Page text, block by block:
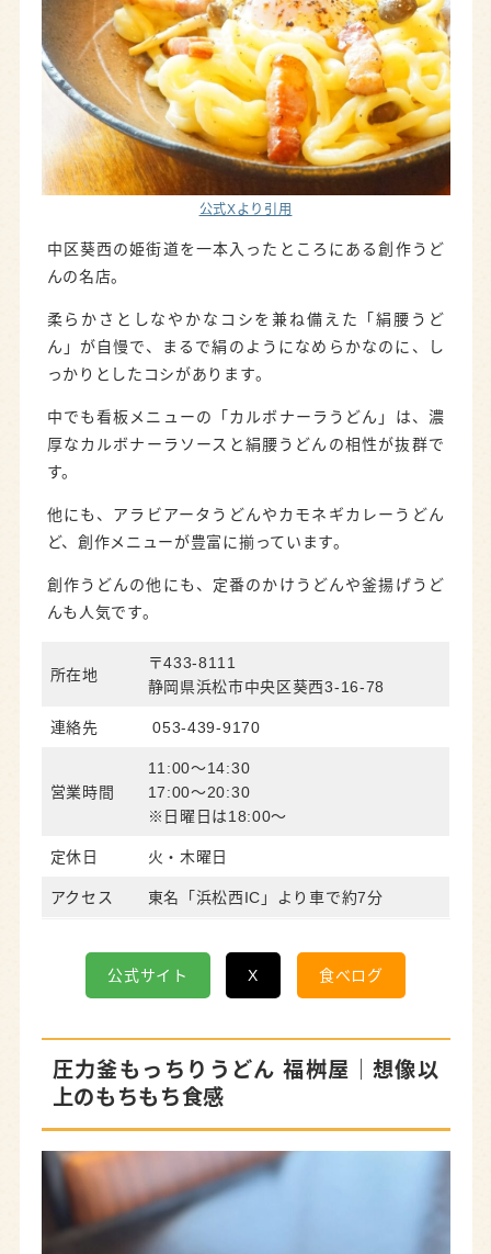
公式Xより引用
中区葵西の姫街道を一本入ったところにある創作うど
んの名店。
柔らかさとしなやかなコシを兼ね備えた「絹腰うど
ん」が自慢で、まるで絹のようになめらかなのに、し
っかりとしたコシがあります。
中でも看板メニューの「カルボナーラうどん」は、濃
厚なカルボナーラソースと絹腰うどんの相性が抜群で
す。
他にも、アラビアータうどんやカモネギカレーうどん
ど、創作メニューが豊富に揃っています。
創作うどんの他にも、定番のかけうどんや釜揚げうど
んも人気です。
所在地
〒433-8111
静岡県浜松市中央区葵西3-16-78
連絡先 053-439-9170
営業時間
11:00～14:30
17:00～20:30
※日曜日は18:00～
定休日 火・木曜日
アクセス 東名「浜松西IC」より車で約7分
公式サイト X 食べログ
圧力釜もっちりうどん 福桝屋｜想像以
上のもちもち食感